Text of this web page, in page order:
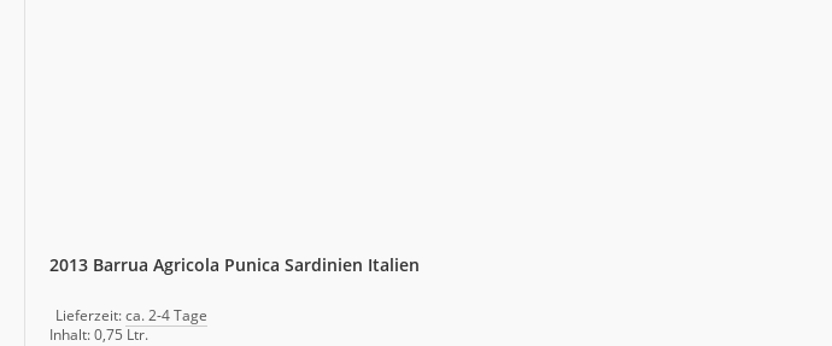
2013 Barrua Agricola Punica Sardinien Italien
Lieferzeit:ca. 2-4 Tage
Inhalt: 0,75 Ltr.